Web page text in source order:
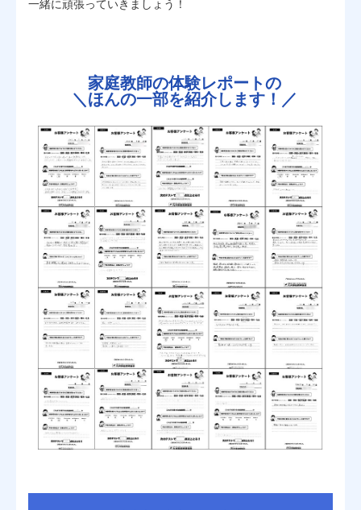
家庭教師の体験レポートの
＼ほんの一部を紹介します！／